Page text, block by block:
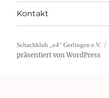
Kontakt
Schachklub „e4“ Gerlingen e.V.
präsentiert von WordPress